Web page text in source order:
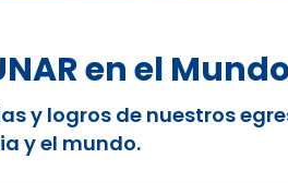
en el
y logros de nuestros
y el mundo.